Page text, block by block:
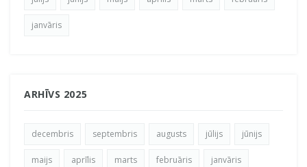
janvāris
ARHĪVS 2025
decembris septembris augusts jūlijs jūnijs
maijs aprīlis marts februāris janvāris